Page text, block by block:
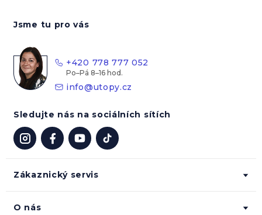
Zákaznický servis
O nás
Jsme tu pro vás
+420 778 777 052
info@utopy.cz
Sledujte nás na sociálních sítích